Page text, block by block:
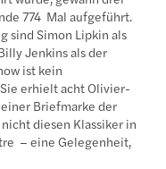
774 Mal aufgeführt.
sind Simon Lipkin als
Jenkins als der
ist kein
erhielt acht Olivier-
Briefmarke der
diesen Klassiker in
– eine Gelegenheit,